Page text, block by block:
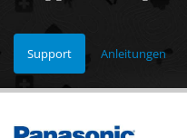
Support Anleitungen